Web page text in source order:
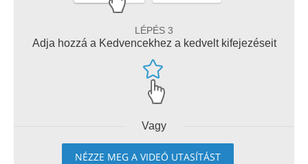
LÉPÉS 3
Adja hozzá a Kedvencekhez a kedvelt kifejezéseit
Vagy
NÉZZE MEG A VIDEÓ UTASÍTÁST